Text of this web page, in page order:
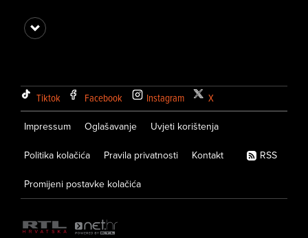
Tiktok Facebook Instagram X
Impressum Oglašavanje Uvjeti korištenja
Politika kolačića Pravila privatnosti Kontakt
Promijeni postavke kolačića
RSS